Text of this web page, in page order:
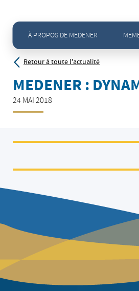
À PROPOS DE MEDENER
Accueil> MEDENER : Dynamique renforcée
Retour à toute l'actualité
MEDENER :
24 MAI 2018